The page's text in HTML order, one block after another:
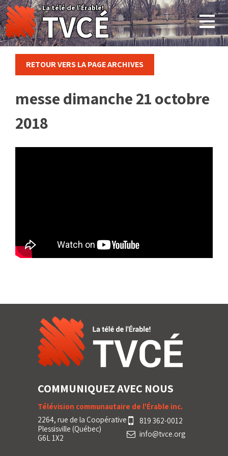
Skip
to
content
La télé de l'Érable!
TVCÉ
RETOUR VERS LA PAGE ARCHIVES
messe dimanche 21 octobre
2018
COMMUNIQUEZ AVEC NOUS
Télévision communautaire de l'Érable inc.
2264, rue de la Coopérative
Plessisville (Québec)
G6L 1X2
819 362-0012
info@tvce.org